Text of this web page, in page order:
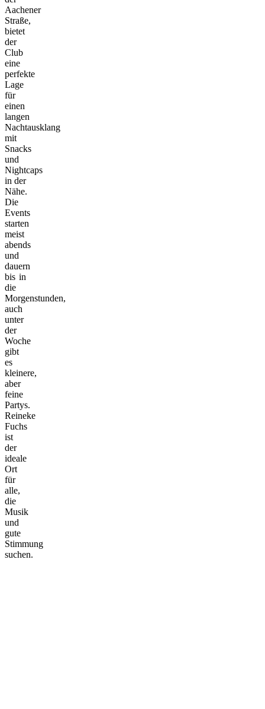
Aachener
Straße,
bietet
der
Club
eine
perfekte
Lage
für
einen
langen
Nachtausklang
mit
Snacks
und
Nightcaps
in der
Nähe.
Die
Events
starten
meist
abends
und
dauern
bis in
die
Morgenstunden,
auch
unter
der
Woche
gibt
es
kleinere,
aber
feine
Partys.
Reineke
Fuchs
ist
der
ideale
Ort
für
alle,
die
Musik
und
gute
Stimmung
suchen.